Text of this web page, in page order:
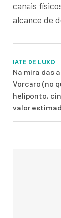
canais
alcance de
IATE DE LUXO
Na mira das
Vorcaro (no
heliponto,
valor